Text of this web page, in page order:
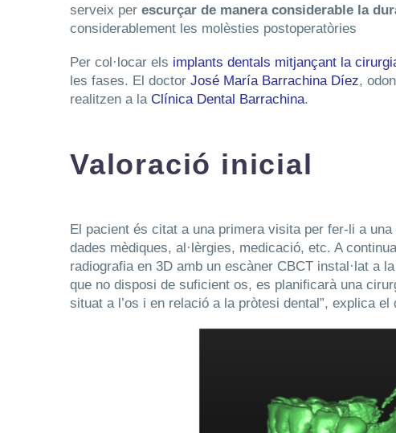
serveix per escurçar de manera considerable la
considerablement les molèsties postoperatòries
Per col·locar els implants dentals mitjançant la
les fases. El doctor José María Barrachina Díez,
realitzen a la Clínica Dental Barrachina.
Valoració inicial
El pacient és citat a una primera visita per fer-li a
dades mèdiques, al·lèrgies, medicació, etc. A
radiografia en 3D amb un escàner CBCT instal·lat a
que no disposi de suficient os, es planificarà una
situat a l’os i en relació a la pròtesi dental”, explica